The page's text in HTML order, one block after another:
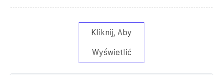
Kliknij, Aby
Wyświetlić